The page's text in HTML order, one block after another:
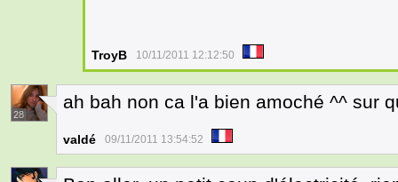
TroyB 10/11/2011 12:12:50
28
ah bah non ca l'a bien amoché ^^ sur
valdé 09/11/2011 13:54:52